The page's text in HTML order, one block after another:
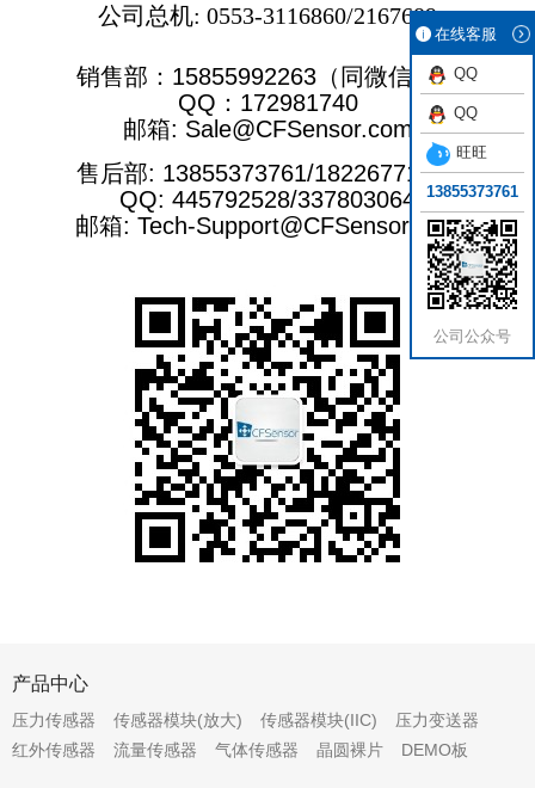
公司总机: 0553-3116860/2167689
销售部：15855992263（同微信号）
QQ：172981740
邮箱: Sale@CFSensor.com
售后部: 13855373761/18226771331
QQ: 445792528/337803064
邮箱: Tech-Support@CFSensor.com
产品中心
压力传感器 传感器模块(放大) 传感器模块(IIC)
压力变送器
红外传感器
流量传感器 气体传感器 晶圆裸片 DEMO板
在线客服
QQ
QQ
旺旺
13855373761
公司公众号